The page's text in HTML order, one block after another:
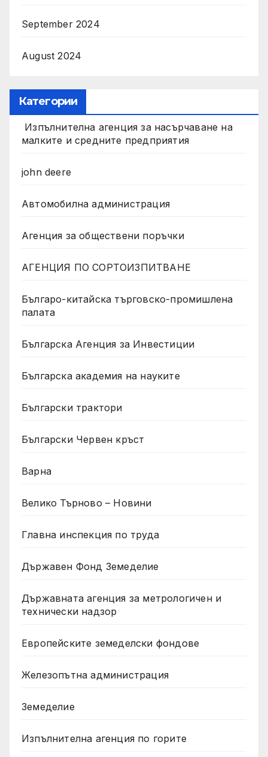
September 2024
August 2024
Категории
Изпълнителна агенция за насърчаване на
малките и средните предприятия
john deere
Автомобилна администрация
Агенция за обществени поръчки
АГЕНЦИЯ ПО СОРТОИЗПИТВАНЕ
Българо-китайска търговско-промишлена
палата
Българска Агенция за Инвестиции
Българска академия на науките
Български трактори
Български Червен кръст
Варна
Велико Търново – Новини
Главна инспекция по труда
Държавен Фонд Земеделие
Държавната агенция за метрологичен и
технически надзор
Европейските земеделски фондове
Железопътна администрация
Земеделие
Изпълнителна агенция по горите